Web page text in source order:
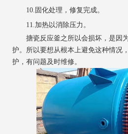
10.固化处理，修复完成。
11.加热以消除压力。
搪瓷反应釜之所以会损坏，是因
护。所以要想从根本上避免这种情况
护，有问题及时维修。